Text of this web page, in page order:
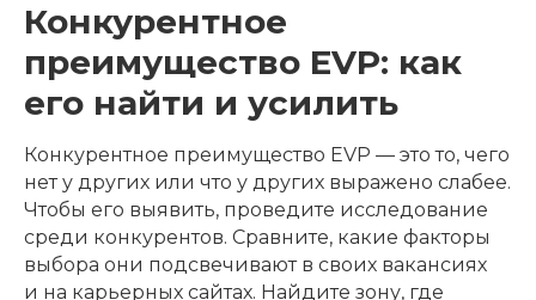
Конкурентное
преимущество EVP: как
его найти и усилить
Конкурентное преимущество EVP — это то, чего
нет у других или что у других выражено слабее.
Чтобы его выявить, проведите исследование
среди конкурентов. Сравните, какие факторы
выбора они подсвечивают в своих вакансиях
и на карьерных сайтах. Найдите зону, где